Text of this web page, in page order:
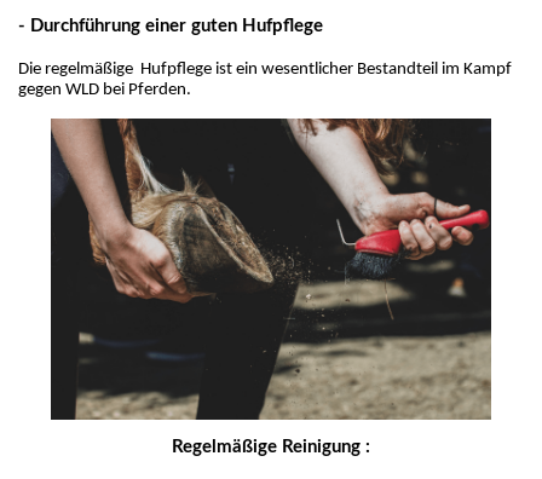
- Durchführung einer guten Hufpflege
Die regelmäßige  Hufpflege ist ein wesentlicher Bestandteil im Kampf
gegen WLD bei Pferden.
Regelmäßige Reinigung :